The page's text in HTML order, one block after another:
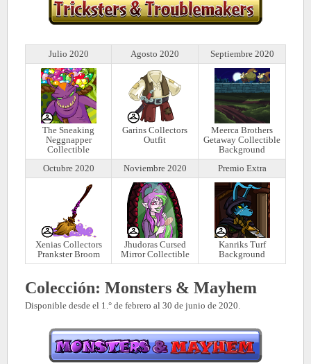
Julio 2020 Agosto 2020 Septiembre 2020
The Sneaking
Neggnapper
Collectible
Garins Collectors
Outfit
Meerca Brothers
Getaway Collectible
Background
Octubre 2020
Noviembre 2020 Premio Extra
Xenias Collectors
Prankster Broom
Jhudoras Cursed
Mirror Collectible
Kanriks Turf
Background
Colección: Monsters & Mayhem
Disponible desde el 1.° de febrero al 30 de junio de 2020.